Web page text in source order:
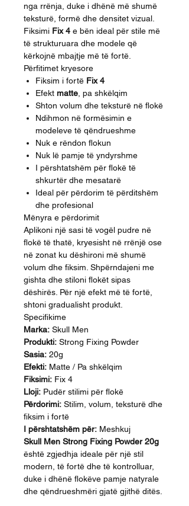
nga rrënja, duke i dhënë më shumë
teksturë, formë dhe densitet vizual.
Fiksimi Fix 4 e bën ideal për stile më
të strukturuara dhe modele që
kërkojnë mbajtje më të fortë.
Përfitimet kryesore
Fiksim i fortë Fix 4
Efekt matte , pa shkëlqim
Shton volum dhe teksturë në flokë
Ndihmon në formësimin e
modeleve të qëndrueshme
Nuk e rëndon flokun
Nuk lë pamje të yndyrshme
I përshtatshëm për flokë të
shkurtër dhe mesatarë
Ideal për përdorim të përditshëm
dhe profesional
Mënyra e përdorimit
Aplikoni një sasi të vogël pudre në
flokë të thatë, kryesisht në rrënjë ose
në zonat ku dëshironi më shumë
volum dhe fiksim. Shpërndajeni me
gishta dhe stiloni flokët sipas
dëshirës. Për një efekt më të fortë,
shtoni gradualisht produkt.
Specifikime
Marka: Skull Men
Produkti: Strong Fixing Powder
Sasia: 20g
Efekti: Matte / Pa shkëlqim
Fiksimi: Fix 4
Lloji: Pudër stilimi për flokë
Përdorimi: Stilim, volum, teksturë dhe
fiksim i fortë
I përshtatshëm për: Meshkuj
Skull Men Strong Fixing Powder 20g
është zgjedhja ideale për një stil
modern, të fortë dhe të kontrolluar,
duke i dhënë flokëve pamje natyrale
dhe qëndrueshmëri gjatë gjithë ditës.